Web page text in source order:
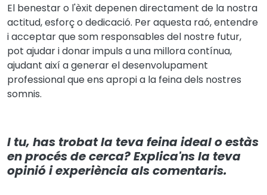
El benestar o l'èxit depenen directament de la nostra
actitud, esforç o dedicació. Per aquesta raó, entendre
i acceptar que som responsables del nostre futur,
pot ajudar i donar impuls a una millora contínua,
ajudant així a generar el desenvolupament
professional que ens apropi a la feina dels nostres
somnis.
I tu, has trobat la teva feina ideal o estàs
en procés de cerca? Explica'ns la teva
opinió i experiència als comentaris.